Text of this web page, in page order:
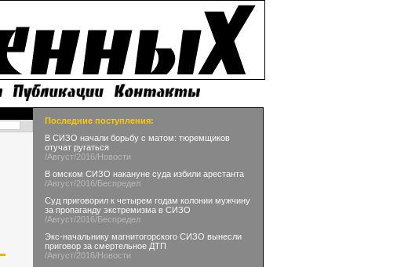
Последние поступления:
В СИЗО начали борьбу с матом: тюремщиков
отучат ругаться
/Август/2016/Новости
В омском СИЗО накануне суда избили арестанта
/Август/2016/Беспредел
Суд приговорил к четырем годам колонии мужчину
за пропаганду экстремизма в СИЗО
/Август/2016/Беспредел
Экс-начальнику магнитогорского СИЗО вынесли
приговор за смертельное ДТП
/Август/2016/Новости